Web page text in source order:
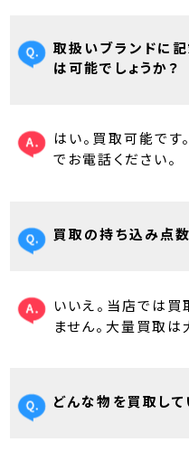
取扱いブランドに
は可能でしょうか？
はい。買取可能で
でお電話ください。
買取の持ち込み点
いいえ。当店では
ません。大量買取は
どんな物を買取して